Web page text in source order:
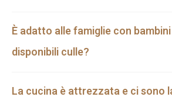
È adatto alle famiglie con
disponibili culle?
La cucina è attrezzata e ci sono